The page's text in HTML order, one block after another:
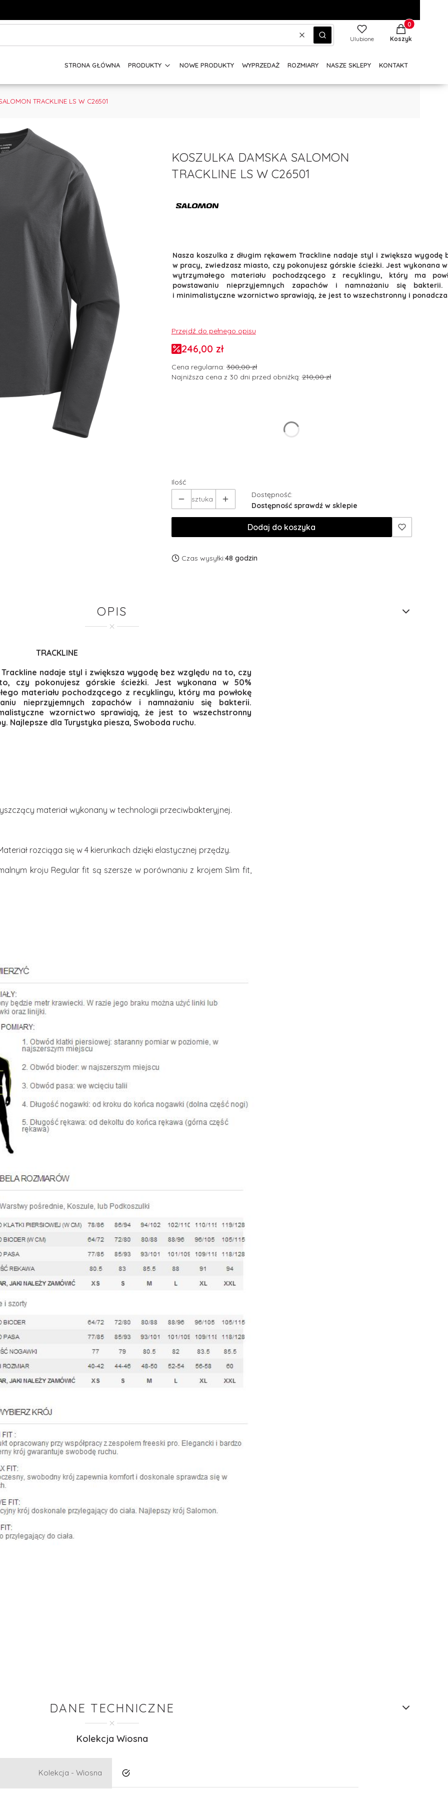
WyczyśćSzukaj Ulubione
Produkty w
Koszyk
STRONA GŁÓWNA PRODUKTY NOWE PRODUKTY WYPRZEDAŻ ROZMIARY NASZE SKLEPY KONTAKT
TRACKLINE LS W C26501
KOSZULKA DAMSKA SALOMON
TRACKLINE LS W C26501
Nasza koszulka z długim rękawem Trackline nadaje styl i zwiększa
w pracy, zwiedzasz miasto, czy pokonujesz górskie ścieżki. Jest wykonana
wytrzymałego materiału pochodzącego z recyklingu, który ma
powstawaniu nieprzyjemnych zapachów i namnażaniu się
i minimalistyczne wzornictwo sprawiają, że jest to wszechstronny i
Przejdź do pełnego opisu
246,00 zł
Cena regularna: 300,00 zł
Najniższa cena z 30 dni przed obniżką: 210,00 zł
Ilość
sztuka
Dostępność:
Dostępność sprawdź w sklepie
Dodaj do koszyka
Czas wysyłki:48 godzin
OPIS
TRACKLINE
nadaje styl i zwiększa wygodę bez względu na to, czy
czy pokonujesz górskie ścieżki. Jest wykonana w 50%
materiału pochodzącego z recyklingu, który ma powłokę
nieprzyjemnych zapachów i namnażaniu się bakterii.
wzornictwo sprawiają, że jest to wszechstronny
Najlepsze dla Turystyka piesza, Swoboda ruchu.
materiał wykonany w technologii przeciwbakteryjnej.
rozciąga się w 4 kierunkach dzięki elastycznej przędzy.
kroju Regular fit są szersze w porównaniu z krojem Slim fit,
DANE TECHNICZNE
Kolekcja Wiosna
Kolekcja - Wiosna Tak